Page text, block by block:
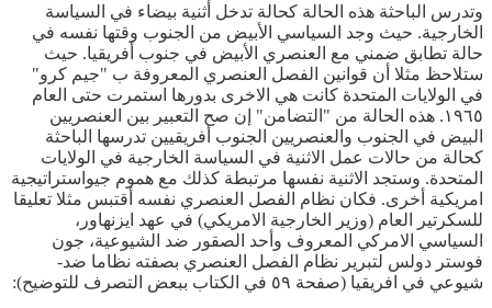
وتدرس الباحثة هذه الحالة كحالة تدخل أثنية بيضاء في السياسة
الخارجية. حيث وجد السياسي الأبيض من الجنوب وقتها نفسه في
حالة تطابق ضمني مع العنصري الأبيض في جنوب أفريقيا. حيث
ستلاحظ مثلا أن قوانين الفصل العنصري المعروفة ب "جيم كرو"
في الولايات المتحدة كانت هي الاخرى بدورها استمرت حتى العام
١٩٦٥. هذه الحالة من "التضامن" إن صح التعبير بين العنصريين
البيض في الجنوب والعنصريين الجنوب أفريقيين تدرسها الباحثة
كحالة من حالات عمل الاثنية في السياسة الخارجية في الولايات
المتحدة. وستجد الاثنية نفسها مرتبطة كذلك مع هموم جيواستراتيجية
امريكية أخرى. فكان نظام الفصل العنصري نفسه أقتبس مثلا تعليقا
للسكرتير العام (وزير الخارجية الامريكي) في عهد ايزنهاور،
السياسي الامركي المعروف وأحد الصقور ضد الشيوعية، جون
فوستر دولس لتبرير نظام الفصل العنصري بصفته نظاما ضد-
شيوعي في افريقيا (صفحة ٥٩ في الكتاب ببعض التصرف للتوضيح):